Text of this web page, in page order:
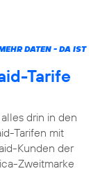
DATEN - DA IST
Tarife
drin in den
Tarifen mit
Kunden der
Zweitmarke